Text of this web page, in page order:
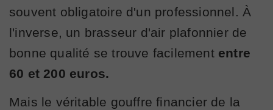
souvent obligatoire d'un professionnel. À
l'inverse, un brasseur d'air plafonnier de
bonne qualité se trouve facilemententre
60 et 200 euros.
Mais le véritable gouffre financier de la